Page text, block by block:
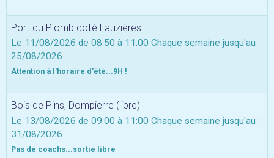
Port du Plomb coté Lauzières
Le 11/08/2026 de 08:50 à 11:00 Chaque semaine jusqu'au :
25/08/2026
Attention à l'horaire d'été...9H !
Bois de Pins, Dompierre (libre)
Le 13/08/2026 de 09:00 à 11:00 Chaque semaine jusqu'au :
31/08/2026
Pas de coachs...sortie libre